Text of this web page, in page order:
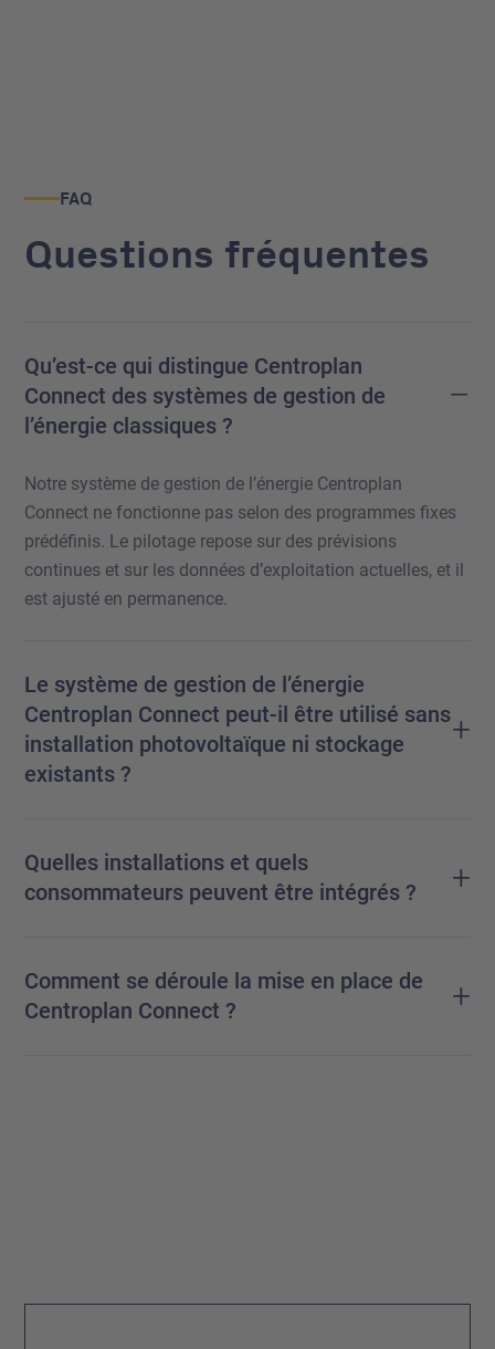
FAQ
Questions fréquentes
Qu’est-ce qui distingue Centroplan
Connect des systèmes de gestion de
l’énergie classiques ?
–
Notre système de gestion de l’énergie Centroplan
Connect ne fonctionne pas selon des programmes fixes
prédéfinis. Le pilotage repose sur des prévisions
continues et sur les données d’exploitation actuelles, et il
est ajusté en permanence.
Le système de gestion de l’énergie
Centroplan Connect peut-il être utilisé sans
installation photovoltaïque ni stockage
existants ?
+
Quelles installations et quels
consommateurs peuvent être intégrés ?
+
Comment se déroule la mise en place de
Centroplan Connect ?
+